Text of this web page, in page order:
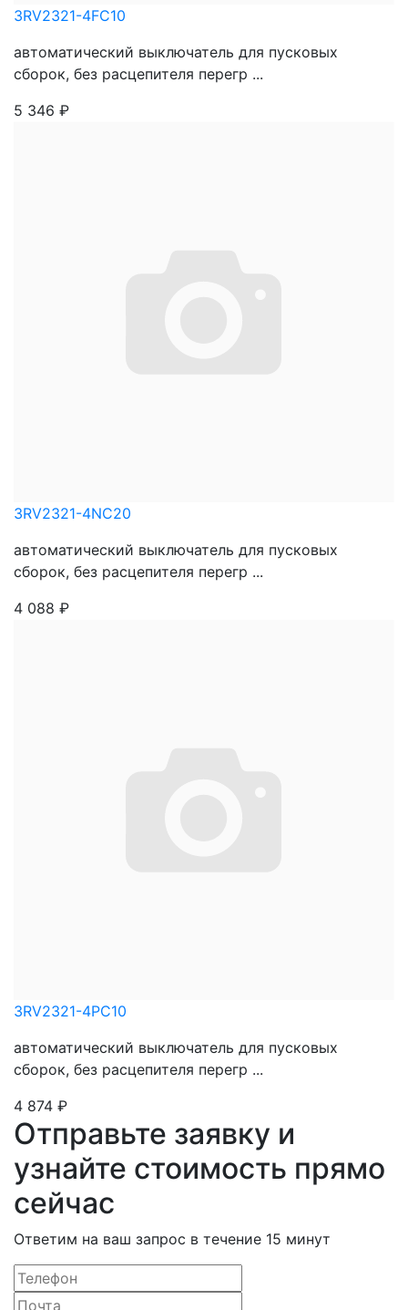
3RV2321-4FC10
автоматический выключатель для пусковых
сборок, без расцепителя перегр ...
5 346 ₽
3RV2321-4NC20
автоматический выключатель для пусковых
сборок, без расцепителя перегр ...
4 088 ₽
3RV2321-4PC10
автоматический выключатель для пусковых
сборок, без расцепителя перегр ...
4 874 ₽
Отправьте заявку и
узнайте стоимость прямо
сейчас
Ответим на ваш запрос в течение 15 минут